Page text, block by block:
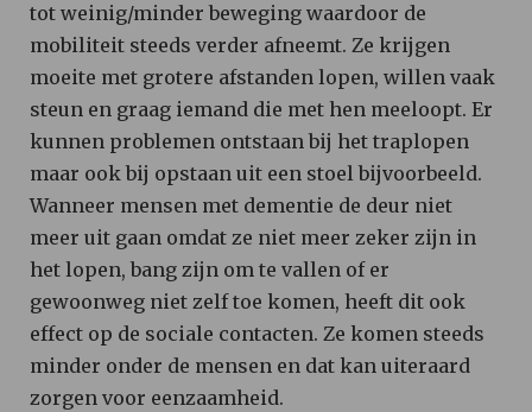
tot weinig/minder beweging waardoor de
mobiliteit steeds verder afneemt. Ze krijgen
moeite met grotere afstanden lopen, willen vaak
steun en graag iemand die met hen meeloopt. Er
kunnen problemen ontstaan bij het traplopen
maar ook bij opstaan uit een stoel bijvoorbeeld.
Wanneer mensen met dementie de deur niet
meer uit gaan omdat ze niet meer zeker zijn in
het lopen, bang zijn om te vallen of er
gewoonweg niet zelf toe komen, heeft dit ook
effect op de sociale contacten. Ze komen steeds
minder onder de mensen en dat kan uiteraard
zorgen voor eenzaamheid.